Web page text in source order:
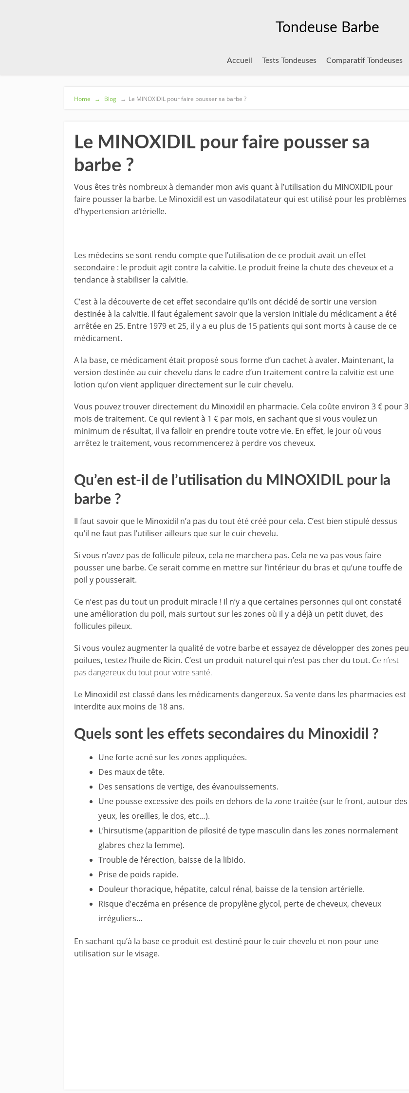
Tondeuse Barbe
Accueil Tests Tondeuses Comparatif Tondeuses
Home → Blog → Le MINOXIDIL pour faire pousser sa barbe ?
Le MINOXIDIL pour faire pousser sa
barbe ?
Vous êtes très nombreux à demander mon avis quant à l’utilisation du MINOXIDIL pour
faire pousser la barbe. Le Minoxidil est un vasodilatateur qui est utilisé pour les problèmes
d’hypertension artérielle.
Les médecins se sont rendu compte que l’utilisation de ce produit avait un effet
secondaire : le produit agit contre la calvitie. Le produit freine la chute des cheveux et a
tendance à stabiliser la calvitie.
C’est à la découverte de cet effet secondaire qu’ils ont décidé de sortir une version
destinée à la calvitie. Il faut également savoir que la version initiale du médicament a été
arrêtée en 25. Entre 1979 et 25, il y a eu plus de 15 patients qui sont morts à cause de ce
médicament.
A la base, ce médicament était proposé sous forme d’un cachet à avaler. Maintenant, la
version destinée au cuir chevelu dans le cadre d’un traitement contre la calvitie est une
lotion qu’on vient appliquer directement sur le cuir chevelu.
Vous pouvez trouver directement du Minoxidil en pharmacie. Cela coûte environ 3 € pour 3
mois de traitement. Ce qui revient à 1 € par mois, en sachant que si vous voulez un
minimum de résultat, il va falloir en prendre toute votre vie. En effet, le jour où vous
arrêtez le traitement, vous recommencerez à perdre vos cheveux.
Qu’en est-il de l’utilisation du MINOXIDIL pour la
barbe ?
Il faut savoir que le Minoxidil n’a pas du tout été créé pour cela. C’est bien stipulé dessus
qu’il ne faut pas l’utiliser ailleurs que sur le cuir chevelu.
Si vous n’avez pas de follicule pileux, cela ne marchera pas. Cela ne va pas vous faire
pousser une barbe. Ce serait comme en mettre sur l’intérieur du bras et qu’une touffe de
poil y pousserait.
Ce n’est pas du tout un produit miracle ! Il n’y a que certaines personnes qui ont constaté
une amélioration du poil, mais surtout sur les zones où il y a déjà un petit duvet, des
follicules pileux.
Si vous voulez augmenter la qualité de votre barbe et essayez de développer des zones peu
poilues, testez l’huile de Ricin. C’est un produit naturel qui n’est pas cher du tout. Ce n’est
pas dangereux du tout pour votre santé.
Le Minoxidil est classé dans les médicaments dangereux. Sa vente dans les pharmacies est
interdite aux moins de 18 ans.
Quels sont les effets secondaires du Minoxidil ?
Une forte acné sur les zones appliquées.
Des maux de tête.
Des sensations de vertige, des évanouissements.
Une pousse excessive des poils en dehors de la zone traitée (sur le front, autour des
yeux, les oreilles, le dos, etc…).
L’hirsutisme (apparition de pilosité de type masculin dans les zones normalement
glabres chez la femme).
Trouble de l’érection, baisse de la libido.
Prise de poids rapide.
Douleur thoracique, hépatite, calcul rénal, baisse de la tension artérielle.
Risque d’eczéma en présence de propylène glycol, perte de cheveux, cheveux
irréguliers…
En sachant qu’à la base ce produit est destiné pour le cuir chevelu et non pour une
utilisation sur le visage.